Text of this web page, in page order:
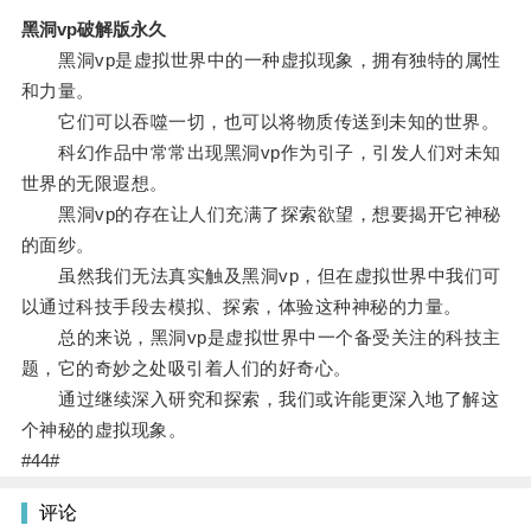
黑洞vp破解版永久
黑洞vp是虚拟世界中的一种虚拟现象，拥有独特的属性
和力量。
它们可以吞噬一切，也可以将物质传送到未知的世界。
科幻作品中常常出现黑洞vp作为引子，引发人们对未知
世界的无限遐想。
黑洞vp的存在让人们充满了探索欲望，想要揭开它神秘
的面纱。
虽然我们无法真实触及黑洞vp，但在虚拟世界中我们可
以通过科技手段去模拟、探索，体验这种神秘的力量。
总的来说，黑洞vp是虚拟世界中一个备受关注的科技主
题，它的奇妙之处吸引着人们的好奇心。
通过继续深入研究和探索，我们或许能更深入地了解这
个神秘的虚拟现象。
#44#
评论